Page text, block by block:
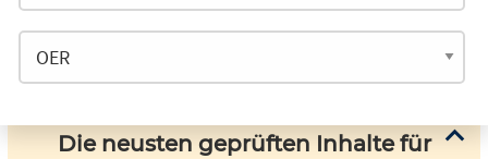
Die neusten geprüften Inhalte für